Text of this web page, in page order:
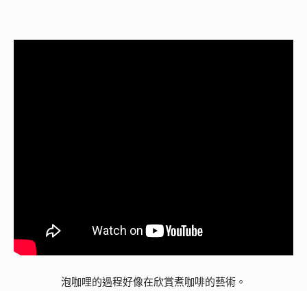
泡咖哩的過程好像在欣賞煮咖啡的藝術。